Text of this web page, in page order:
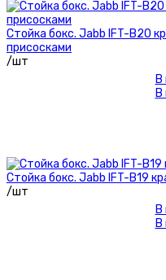
Стойка бокс. Jabb IFT-B20
присосками
/шт
В
В
Стойка бокс. Jabb IFT-B19
/шт
В
В